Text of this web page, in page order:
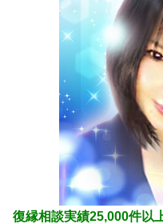
復縁相談実績25,000件以上